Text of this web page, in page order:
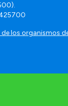
de los organismos